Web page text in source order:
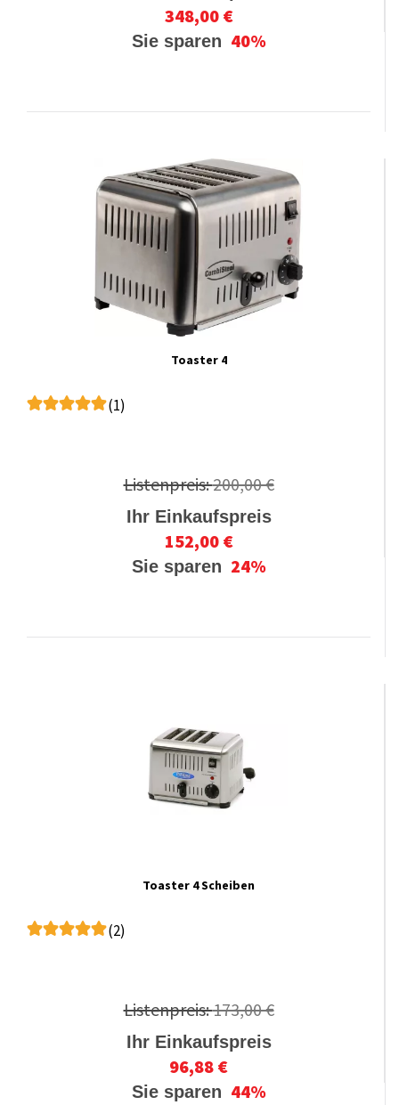
348,00 €
Sie sparen 40%
Toaster 4
(1)
Listenpreis:200,00 €
Ihr Einkaufspreis
152,00 €
Sie sparen 24%
Toaster 4 Scheiben
(2)
Listenpreis:173,00 €
Ihr Einkaufspreis
96,88 €
Sie sparen 44%